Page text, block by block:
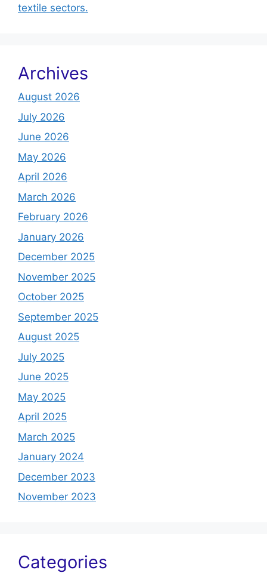
textile sectors.
Archives
August 2026
July 2026
June 2026
May 2026
April 2026
March 2026
February 2026
January 2026
December 2025
November 2025
October 2025
September 2025
August 2025
July 2025
June 2025
May 2025
April 2025
March 2025
January 2024
December 2023
November 2023
Categories